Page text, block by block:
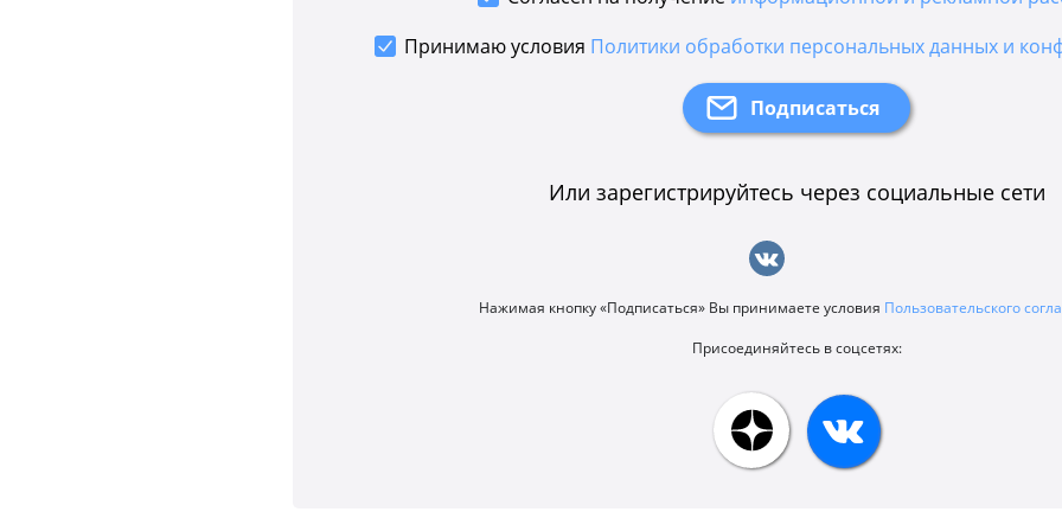
Принимаю условия Политики обработки персональных данных и
Или зарегистрируйтесь через социальные сети
Нажимая кнопку «Подписаться» Вы принимаете условия Пользовательского
Присоединяйтесь в соцсетях: